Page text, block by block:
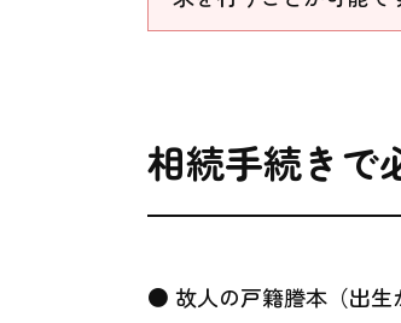
相続手続きで
● 故人の戸籍謄本（出生